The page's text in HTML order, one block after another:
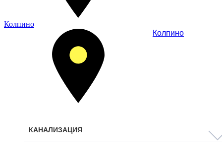
Колпино
Колпино
КАНАЛИЗАЦИЯ